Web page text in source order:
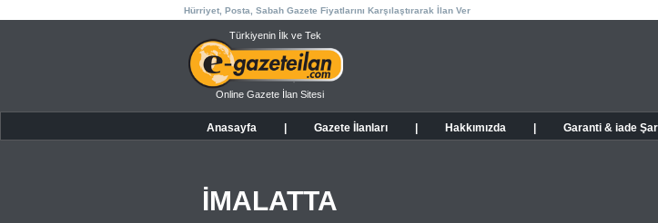
Hürriyet, Posta, Sabah Gazete Fiyatlarını Karşılaştırarak İlan Ver
Türkiyenin İlk ve Tek
Online Gazete İlan Sitesi
Anasayfa Gazete İlanları Hakkımızda Garanti & iade
İMALATTA